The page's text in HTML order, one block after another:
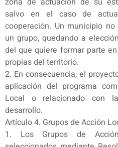
salvo en el caso de
cooperación. Un municipio
un grupo, quedando a
del que quiere formar parte
propias del territorio.
2. En consecuencia, el
aplicación del programa
Local o relacionado con
desarrollo.
Artículo 4. Grupos de Acción
1. Los Grupos de